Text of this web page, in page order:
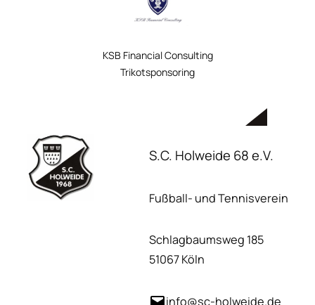
KSB Financial Consulting
Trikotsponsoring
S.C. Holweide 68 e.V.
Fußball- und Tennisverein
Schlagbaumsweg 185
51067 Köln
info@sc-holweide.de